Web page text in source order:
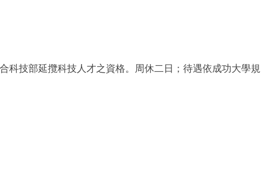
科技部延攬科技人才之資格。周休二日；待遇依成功大學規